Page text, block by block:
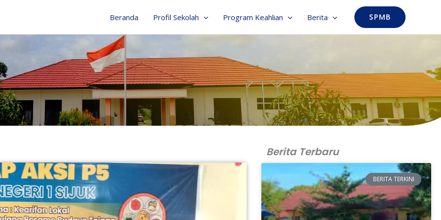
Beranda Profil Sekolah Program Keahlian Berita SPMB
Berita Terbaru
BERITA TERKINI